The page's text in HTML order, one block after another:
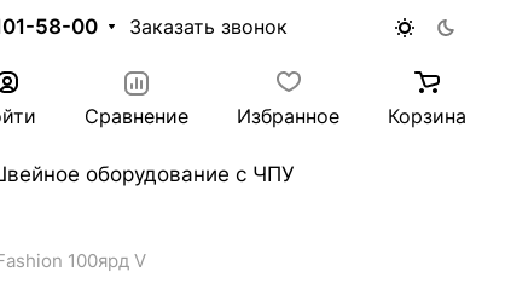
58-00 Заказать звонок
Сравнение Избранное Корзина
оборудование с ЧПУ
100ярд V